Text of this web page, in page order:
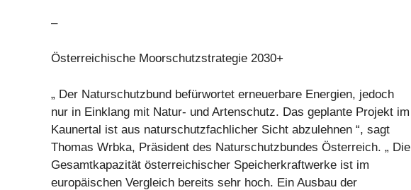
–
Österreichische Moorschutzstrategie 2030+
„ Der Naturschutzbund befürwortet erneuerbare Energien, jedoch
nur in Einklang mit Natur- und Artenschutz. Das geplante Projekt im
Kaunertal ist aus naturschutzfachlicher Sicht abzulehnen “, sagt
Thomas Wrbka, Präsident des Naturschutzbundes Österreich. „ Die
Gesamtkapazität österreichischer Speicherkraftwerke ist im
europäischen Vergleich bereits sehr hoch. Ein Ausbau der